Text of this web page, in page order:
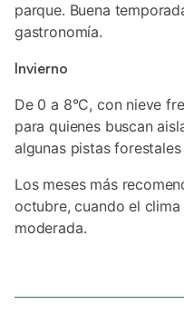
parque. Buena
gastronomía.
Invierno
De 0 a 8°C, con nieve
para quienes buscan
algunas pistas
Los meses más
octubre, cuando el
moderada.